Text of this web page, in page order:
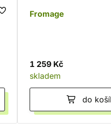
Fromage
1 259 Kč
skladem
do